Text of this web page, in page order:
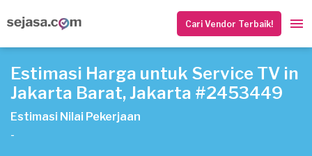
Cari Vendor Terbaik!
Estimasi Harga untuk Service TV in
Jakarta Barat, Jakarta #2453449
Estimasi Nilai Pekerjaan
-